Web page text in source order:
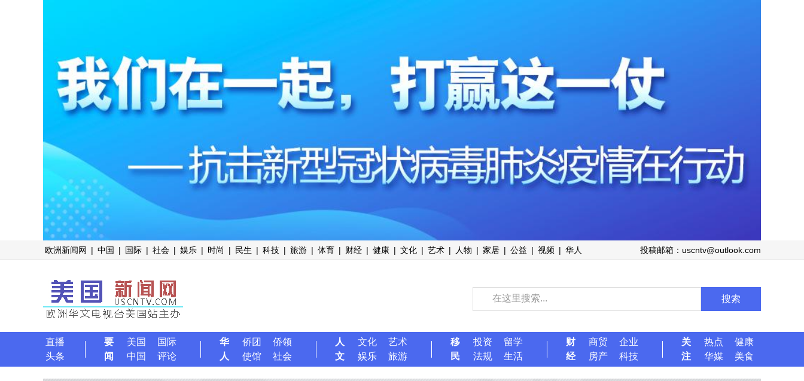
欧洲新闻网 | 中国 | 国际 | 社会 | 娱乐 | 时尚 | 民生 | 科技 | 旅游 | 体育 | 财经 | 健康 | 文化 | 艺术 | 人物 | 家居 | 公益 | 视频 | 华人 投稿邮箱：uscntv@outlook.com
搜索
直播
头条
要
闻
美国
国际
中国
评论
华
人
侨团
侨领
使馆
社会
人
文
文化
艺术
娱乐
旅游
移
民
投资
留学
法规
生活
财
经
商贸
企业
房产
科技
关
注
热点
健康
华媒
美食